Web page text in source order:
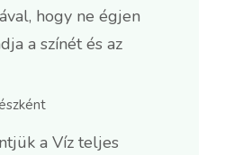
hogy ne égjen
a színét és az
a Víz teljes